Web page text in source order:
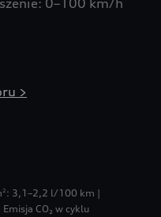
0–100 km/h
>
2 : 3,1–2,2 l/100 km |
Emisja CO₂ w cyklu